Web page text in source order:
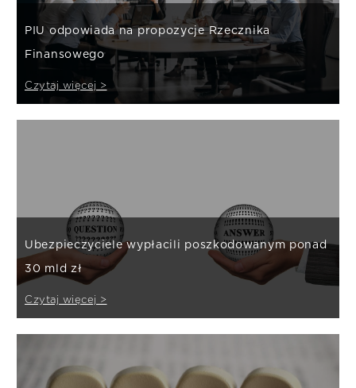
PIU odpowiada na propozycje Rzecznika
Finansowego
Czytaj więcej >
Ubezpieczyciele wypłacili poszkodowanym ponad
30 mld zł
Czytaj więcej >